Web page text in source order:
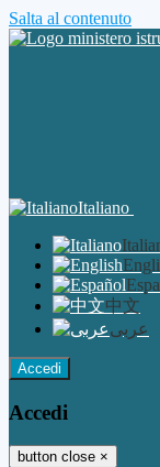
Salta al contenuto
Italiano
中文
عربى
Accedi
Accedi
button close ×